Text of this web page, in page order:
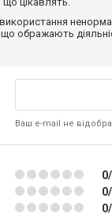
використання
ображають
Ваш e-mail не